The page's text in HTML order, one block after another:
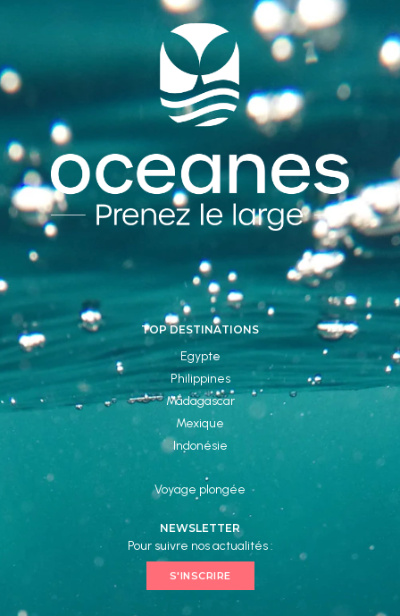
TOP DESTINATIONS
Egypte
Philippines
Madagascar
Mexique
Indonésie
Voyage plongée
NEWSLETTER
Pour suivre nos actualités :
S'INSCRIRE